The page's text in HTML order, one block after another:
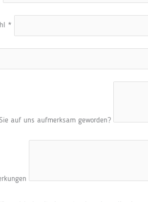
*
auf uns aufmerksam geworden?